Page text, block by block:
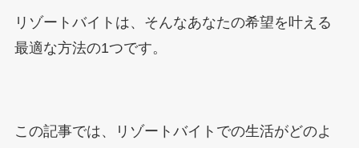
リゾートバイトは、そんなあなたの希望を叶える
最適な方法の1つです。
この記事では、リゾートバイトでの生活がどのよ